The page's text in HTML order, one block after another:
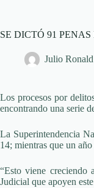
SE DICTÓ 91
Julio
Los procesos por
encontrando una serie
La Superintendencia
14; mientras que un
“Esto viene creciendo
Judicial que apoyen